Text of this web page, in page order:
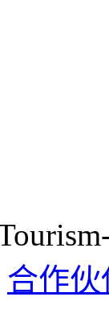
合作伙